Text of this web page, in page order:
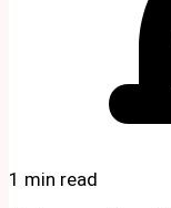
1 min read